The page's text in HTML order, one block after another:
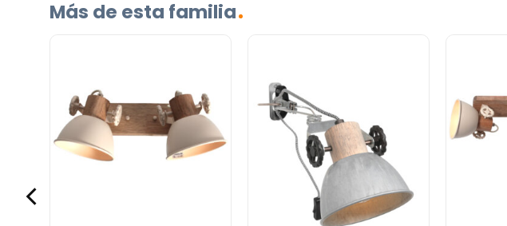
pregunta
(Obligatorio)
Más de esta familia